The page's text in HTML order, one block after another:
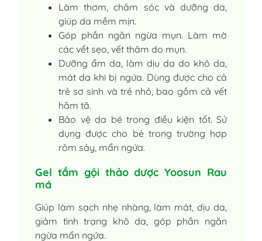
Làm thơm, chăm sóc và dưỡng da,
giúp da mềm mịn.
Góp phần ngăn ngừa mụn. Làm mờ
các vết sẹo, vết thâm do mụn.
Dưỡng ẩm da, làm dịu da do khô da,
mát da khi bị ngứa. Dùng được cho cả
trẻ sơ sinh và trẻ nhỏ, bao gồm cả vết
hăm tã.
Bảo vệ da bé trong điều kiện tốt. Sử
dụng được cho bé trong trường hợp
rôm sảy, mẩn ngứa.
Gel tắm gội thảo dược Yoosun Rau
má
Giúp làm sạch nhẹ nhàng, làm mát, dịu da,
giảm tình trạng khô da, góp phần ngăn
ngừa mẩn ngứa.